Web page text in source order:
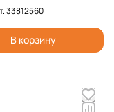
33812560
В корзину